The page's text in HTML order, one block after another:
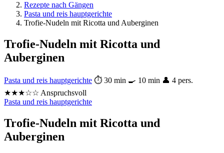
Rezepte nach Gängen
Pasta und reis hauptgerichte
Trofie-Nudeln mit Ricotta und Auberginen
Trofie-Nudeln mit Ricotta und
Auberginen
Pasta und reis hauptgerichte ⏱ 30 min 🍳 10 min 👤 4 pers.
★★★☆☆ Anspruchsvoll
Pasta und reis hauptgerichte
Trofie-Nudeln mit Ricotta und
Auberginen